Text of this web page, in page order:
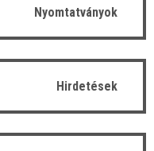
Nyomtatványok
Hirdetések